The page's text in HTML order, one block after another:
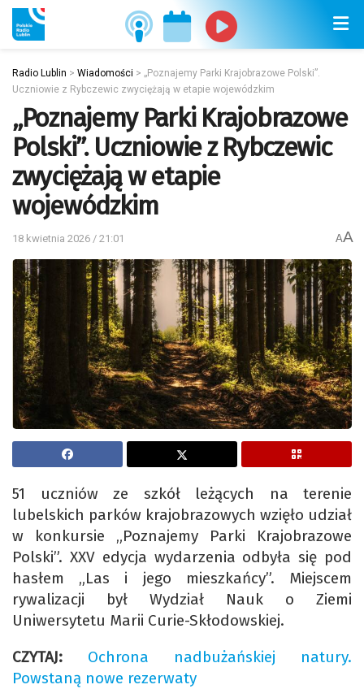
Radio Lublin > Wiadomości > „Poznajemy Parki Krajobrazowe Polski”.
Uczniowie z Rybczewic zwyciężają w etapie wojewódzkim
„Poznajemy Parki Krajobrazowe
Polski”. Uczniowie z Rybczewic
zwyciężają w etapie
wojewódzkim
18 kwietnia 2026 / 21:01 AA
51 uczniów ze szkół leżących na terenie
lubelskich parków krajobrazowych wzięło udział
w konkursie „Poznajemy Parki Krajobrazowe
Polski”. XXV edycja wydarzenia odbyła się pod
hasłem „Las i jego mieszkańcy”. Miejscem
rywalizacji był Wydział Nauk o Ziemi
Uniwersytetu Marii Curie-Skłodowskiej.
CZYTAJ: Ochrona nadbużańskiej natury.
Powstaną nowe rezerwaty